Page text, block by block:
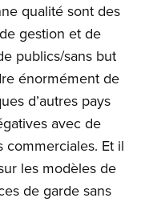
qualité sont des
gestion et de
publics/sans but
énormément de
d’autres pays
avec de
commerciales. Et il
les modèles de
de garde sans